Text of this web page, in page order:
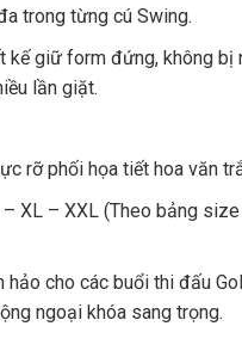
trong từng cú Swing.
kế giữ form đứng, không bị
lần giặt.
rỡ phối họa tiết hoa văn
XL – XXL (Theo bảng size
hảo cho các buổi thi đấu
ngoại khóa sang trọng.